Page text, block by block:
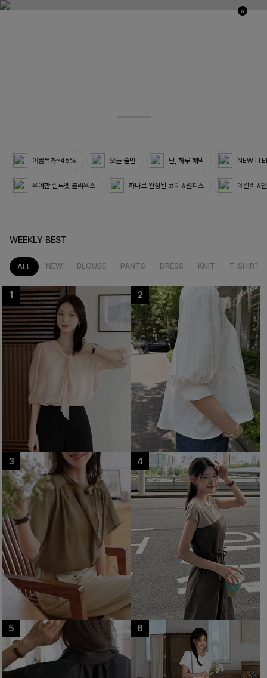
0
여름특가~45% 오늘 출발 단, 하루 혜택 NEW
우아한 실루엣 블라우스 하나로 완성된 코디 #원피스 데일리 #
WEEKLY BEST
ALL NEW BLOUSE PANTS DRESS KNIT T-SHIRT